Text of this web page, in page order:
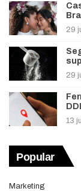
29
29
13
Popular
Marketing